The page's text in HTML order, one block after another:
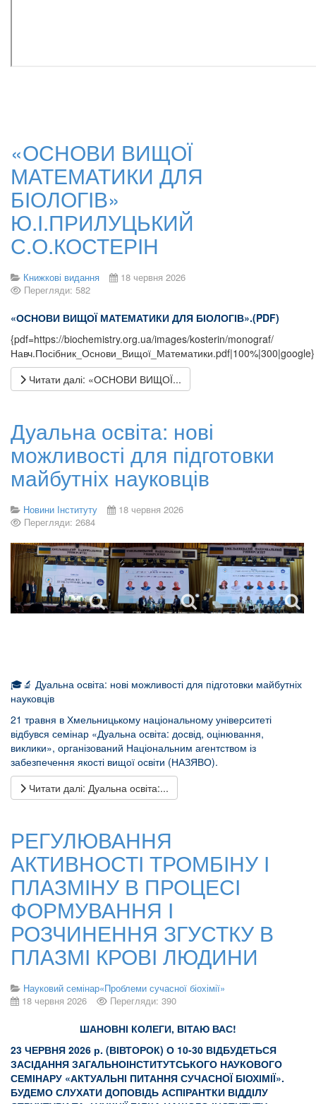
«ОСНОВИ ВИЩОЇ
МАТЕМАТИКИ ДЛЯ
БІОЛОГІВ»
Ю.І.ПРИЛУЦЬКИЙ
С.О.КОСТЕРІН
Книжкові видання
18 червня 2026
Перегляди: 582
«ОСНОВИ ВИЩОЇМАТЕМАТИКИ ДЛЯ БІОЛОГІВ».(PDF)
{pdf=https://biochemistry.org.ua/images/kosterin/monograf/
Навч.Посібник_Основи_Вищої_Математики.pdf|100%|300|google}
Читати далі: «ОСНОВИ ВИЩОЇ...
Дуальна освіта: нові
можливості для підготовки
майбутніх науковців
Новини Інституту
18 червня 2026
Перегляди: 2684
🎓🔬 Дуальна освіта: нові можливості для підготовки майбутніх
науковців
21 травня в Хмельницькому національному університеті
відбувся семінар «Дуальна освіта: досвід, оцінювання,
виклики», організований Національним агентством із
забезпечення якості вищої освіти (НАЗЯВО).
Читати далі: Дуальна освіта:...
РЕГУЛЮВАННЯ
АКТИВНОСТІ ТРОМБІНУ І
ПЛАЗМІНУ В ПРОЦЕСІ
ФОРМУВАННЯ І
РОЗЧИНЕННЯ ЗГУСТКУ В
ПЛАЗМІ КРОВІ ЛЮДИНИ
Науковий семінар«Проблеми сучасної біохімії»
18 червня 2026
Перегляди: 390
ШАНОВНІ КОЛЕГИ, ВІТАЮ ВАС!
23 ЧЕРВНЯ 2026 р. (ВІВТОРОК) О 10-30 ВІДБУДЕТЬСЯ
ЗАСІДАННЯ ЗАГАЛЬНОІНСТИТУТСЬКОГО НАУКОВОГО
СЕМІНАРУ «АКТУАЛЬНІ ПИТАННЯ СУЧАСНОЇ БІОХІМІЇ».
БУДЕМО СЛУХАТИ ДОПОВІДЬ АСПІРАНТКИ ВІДДІЛУ